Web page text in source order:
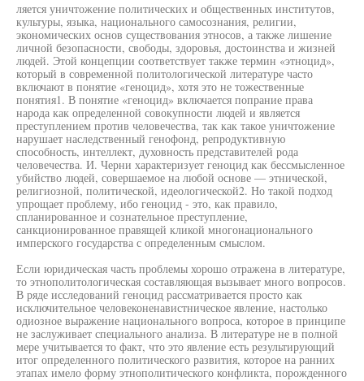
ляется уничтожение политических и общественных институтов,
культуры, языка, национального самосознания, религии,
экономических основ существования этносов, а также лишение
личной безопасности, свободы, здоровья, достоинства и жизней
людей. Этой концепции соответствует также термин «этноцид»,
который в современной политологической литературе часто
включают в понятие «геноцид», хотя это не тожественные
понятия1. В понятие «геноцид» включается попрание права
народа как определенной совокупности людей и является
преступлением против человечества, так как такое уничтожение
нарушает наследственный генофонд, репродуктивную
способность, интеллект, духовность представителей рода
человечества. И. Черни характеризует геноцид как бессмысленное
убийство людей, совершаемое на любой основе — этнической,
религиозной, политической, идеологической2. Но такой подход
упрощает проблему, ибо геноцид - это, как правило,
спланированное и сознательное преступление,
санкционированное правящей кликой многонационального
имперского государства с определенным смыслом.
Если юридическая часть проблемы хорошо отражена в литературе,
то этнополитологическая составляющая вызывает много вопросов.
В ряде исследований геноцид рассматривается просто как
исключительное человеконенавистническое явление, настолько
одиозное выражение национального вопроса, которое в принципе
не заслуживает специального анализа. В литературе не в полной
мере учитывается то факт, что это явление есть результирующий
итог определенного политического развития, которое на ранних
этапах имело форму этнополитического конфликта, порожденного